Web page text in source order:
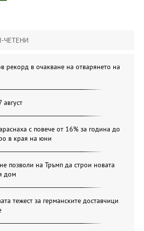
ЧЕТЕНИ
рекорд в очакване на отварянето на
с повече от 16% за година до
в края на юни
позволи на Тръмп да строи новата
дом
тежест за германските доставчици